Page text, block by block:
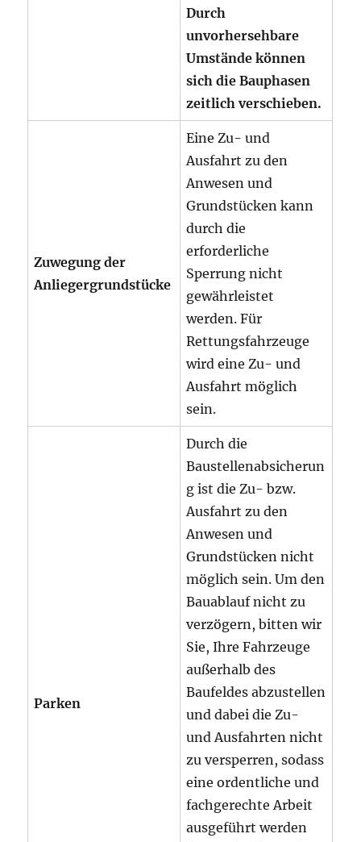
Durch
unvorhersehbare
Umstände können
sich die Bauphasen
zeitlich verschieben.
Zuwegung der
Anliegergrundstücke
Eine Zu- und
Ausfahrt zu den
Anwesen und
Grundstücken kann
durch die
erforderliche
Sperrung nicht
gewährleistet
werden. Für
Rettungsfahrzeuge
wird eine Zu- und
Ausfahrt möglich
sein.
Parken
Durch die
Baustellenabsicherun
g ist die Zu- bzw.
Ausfahrt zu den
Anwesen und
Grundstücken nicht
möglich sein. Um den
Bauablauf nicht zu
verzögern, bitten wir
Sie, Ihre Fahrzeuge
außerhalb des
Baufeldes abzustellen
und dabei die Zu-
und Ausfahrten nicht
zu versperren, sodass
eine ordentliche und
fachgerechte Arbeit
ausgeführt werden